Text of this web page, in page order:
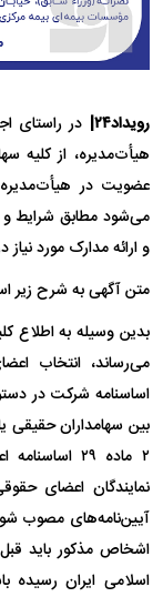
رویداد۲۴|
در راستای
هیأت‌مدیره، از کلیه
عضویت در
می‌شود مطابق شرایط و
و ارائه مدارک مورد
متن آگهی به شرح زیر
بدین وسیله به اطلاع
اساسنامه شرکت در
بین سهامداران حقیقی
۲ ماده ۲۹
نمایندگان اعضای
آیین‌نامه‌های مصوب
اشخاص مذکور باید
اسلامی ایران رسیده